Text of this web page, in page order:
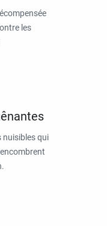
les
nuisibles qui